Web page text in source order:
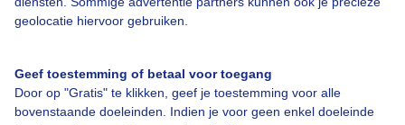
geolocatie hiervoor gebruiken.
Geef toestemming of betaal voor toegang
Door op "Gratis" te klikken, geef je toestemming voor alle
bovenstaande doeleinden. Indien je voor geen enkel doeleinde
Bedrijfsgegevens
Veelgestelde vragen